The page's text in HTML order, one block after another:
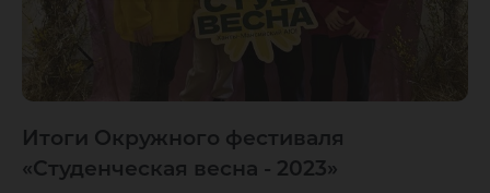
Итоги Окружного фестиваля
«Студенческая весна - 2023»